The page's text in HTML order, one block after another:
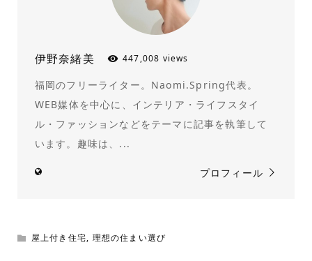
伊野奈緒美 447,008 views
福岡のフリーライター。Naomi.Spring代表。
WEB媒体を中心に、インテリア・ライフスタイ
ル・ファッションなどをテーマに記事を執筆して
います。趣味は、...
プロフィール
屋上付き住宅, 理想の住まい選び